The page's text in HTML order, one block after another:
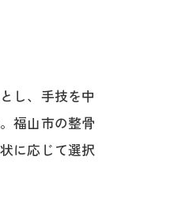
し、手技を中
福山市の整骨
に応じて選択